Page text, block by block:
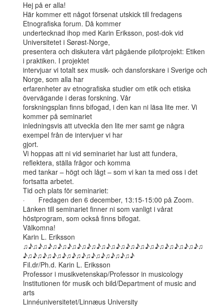
Hej på er alla!
Här kommer ett något försenat utskick till fredagens
Etnografiska forum. Då kommer
undertecknad ihop med Karin Eriksson, post-dok vid
Universitetet i Sørøst-Norge,
presentera och diskutera vårt pågående pilotprojekt: Etiken
i praktiken. I projektet
intervjuar vi totalt sex musik- och dansforskare i Sverige och
Norge, som alla har
erfarenheter av etnografiska studier om etik och etiska
övervägande i deras forskning. Vår
forskningsplan finns bifogad, i den kan ni läsa lite mer. Vi
kommer på seminariet
inledningsvis att utveckla den lite mer samt ge några
exempel från de intervjuer vi har
gjort.
Vi hoppas att ni vid seminariet har lust att fundera,
reflektera, ställa frågor och komma
med tankar – högt och lågt – som vi kan ta med oss i det
fortsatta arbetet.
Tid och plats för seminariet:
·       Fredagen den 6 december, 13:15-15:00 på Zoom.
Länken till seminariet finner ni som vanligt i vårat
höstprogram, som också finns bifogat.
Välkomna!
Karin L. Eriksson
♫♪♫♪♫♪♫♪♫♪♫♪♫♪♫♪♫♪♫♪♫♪♫♪♫♪♫♪♫♪♫♪♫♪♫♪♫
♪♫♪♫♪♫♪♫♪♫♪♫♪♫♪♫♪♫♪♫♪♫♪
Fil.dr/Ph.d. Karin L. Eriksson
Professor i musikvetenskap/Professor in musicology
Institutionen för musik och bild/Department of music and
arts
Linnéuniversitetet/Linnæus University